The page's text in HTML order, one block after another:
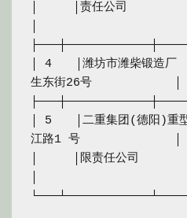
│　　　│责任
│ 4　　│潍坊市潍柴锻造厂
生东街26号　　　　　　　│
│ 5　　│二重集团(德阳)重
江路1 号　　　　　　　　│
│　　　│限责任